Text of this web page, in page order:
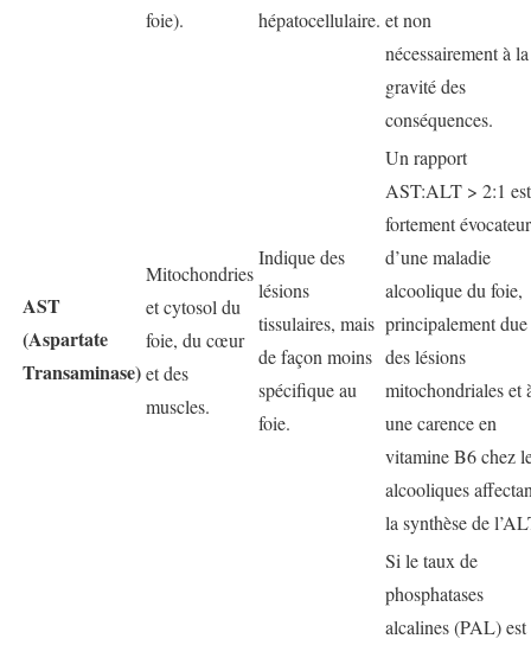
foie).
hépatocellulaire. et non
nécessairement à la
gravité des
conséquences.
AST
(Aspartate
Transaminase)
Mitochondries
et cytosol du
foie, du cœur
et des
muscles.
Indique des
lésions
tissulaires, mais
de façon moins
spécifique au
foie.
Un rapport
AST:ALT > 2:1 est
fortement évocateur
d’une maladie
alcoolique du foie,
principalement due
des lésions
mitochondriales et
une carence en
vitamine B6 chez
alcooliques
la synthèse de
Si le taux de
phosphatases
alcalines (PAL) est